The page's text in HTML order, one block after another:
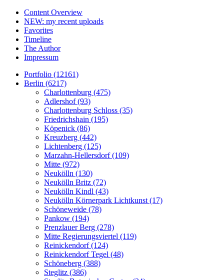
Content Overview
NEW: my recent uploads
Favorites
Timeline
The Author
Impressum
Portfolio (12161)
Berlin (6217)
Charlottenburg (475)
Adlershof (93)
Charlottenburg Schloss (35)
Friedrichshain (195)
Köpenick (86)
Kreuzberg (442)
Lichtenberg (125)
Marzahn-Hellersdorf (109)
Mitte (972)
Neukölln (130)
Neukölln Britz (72)
Neukölln Kindl (43)
Neukölln Körnerpark Lichtkunst (17)
Schöneweide (78)
Pankow (194)
Prenzlauer Berg (278)
Mitte Regierungsviertel (119)
Reinickendorf (124)
Reinickendorf Tegel (48)
Schöneberg (388)
Steglitz (386)